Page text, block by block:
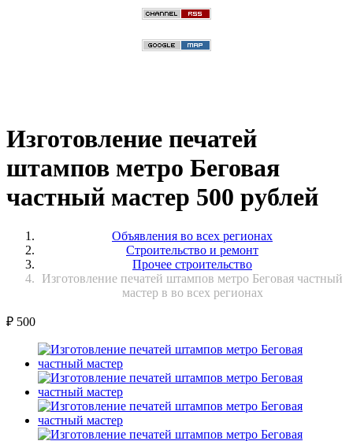
Изготовление печатей
штампов метро Беговая
частный мастер 500 рублей
Объявления во всех регионах
Строительство и ремонт
Прочее строительство
Изготовление печатей штампов метро Беговая частный
мастер в во всех регионах
₽ 500